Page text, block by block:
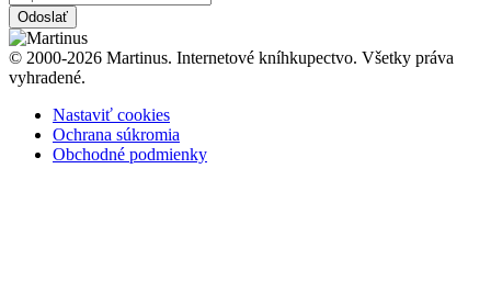
Odoslať
© 2000-2026 Martinus. Internetové kníhkupectvo. Všetky práva
vyhradené.
Nastaviť cookies
Ochrana súkromia
Obchodné podmienky